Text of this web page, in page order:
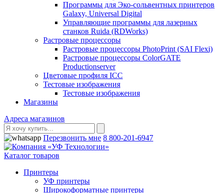
Программы для Эко-сольвентных принтеров
Galaxy, Universal Digital
Управляющие программы для лазерных
станков Ruida (RDWorks)
Растровые процессоры
Растровые процессоры PhotoPrint (SAI Flexi)
Растровые процессоры ColorGATE
Productionserver
Цветовые профиля ICC
Тестовые изображения
Тестовые изображения
Магазины
Адреса магазинов
Перезвонить мне 8 800-201-6947
Каталог товаров
Принтеры
УФ принтеры
Широкоформатные принтеры